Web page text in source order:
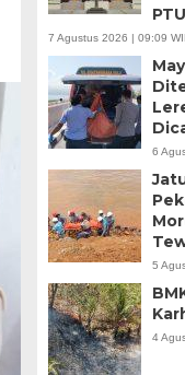
7 Agustus 2026 | 09:09
6
5
4